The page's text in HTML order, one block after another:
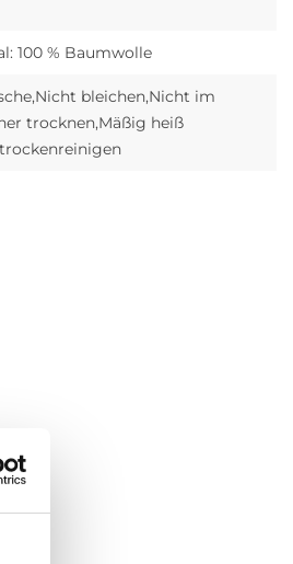
100 % Baumwolle
bleichen,Nicht im
trocknen,Mäßig heiß